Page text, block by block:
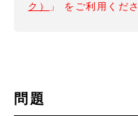
ク）
」 をご利用くだ
問題